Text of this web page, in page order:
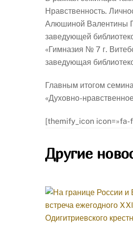
Нравственность.
Алюшиной Валентины
заведующей
«Гимназия № 7 г.
заведующая
Главным итогом
«Духовно-
[themify_icon
Другие